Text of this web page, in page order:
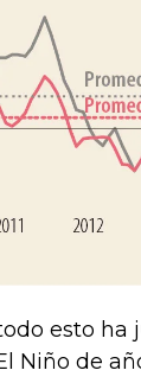
esto ha
Niño de